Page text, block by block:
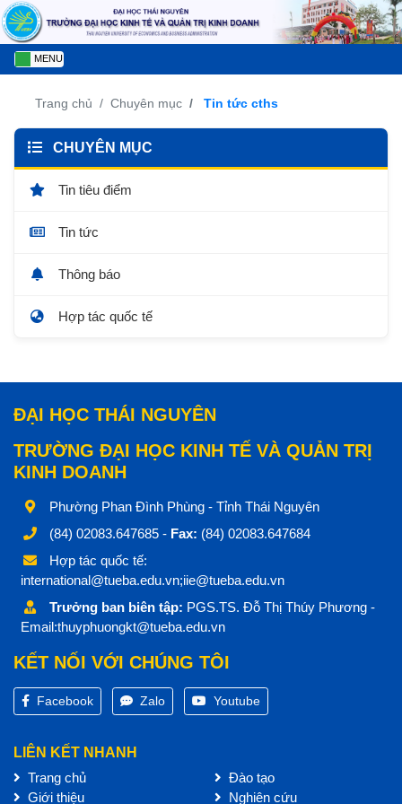
MENU
Trang chủ Chuyên mục Tin tức cths
CHUYÊN MỤC
Tin tiêu điểm
Tin tức
Thông báo
Hợp tác quốc tế
ĐẠI HỌC THÁI NGUYÊN
TRƯỜNG ĐẠI HỌC KINH TẾ VÀ QUẢN TRỊ
KINH DOANH
Phường Phan Đình Phùng - Tỉnh Thái Nguyên
(84) 02083.647685 - Fax: (84) 02083.647684
Hợp tác quốc tế:
international@tueba.edu.vn;iie@tueba.edu.vn
Trưởng ban biên tập: PGS.TS. Đỗ Thị Thúy Phương -
Email:thuyphuongkt@tueba.edu.vn
KẾT NỐI VỚI CHÚNG TÔI
Facebook Zalo Youtube
LIÊN KẾT NHANH
Trang chủ
Giới thiệu
Đào tạo
Nghiên cứu